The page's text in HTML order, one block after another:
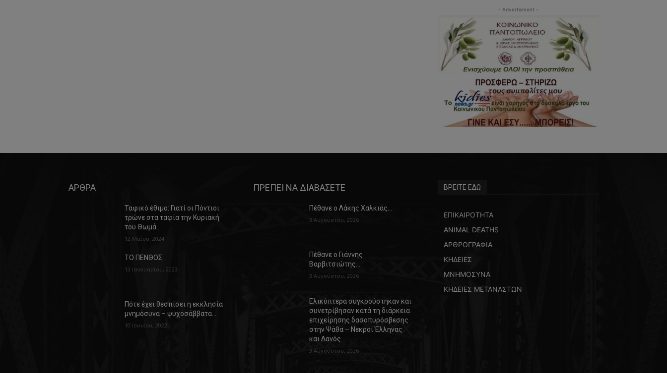
- Advertisment -
ΑΡΘΡΑ
Ταφικό έθιμο: Γιατί οι Πόντιοι
τρώνε στα ταφία την Κυριακή
του Θωμά…
12 Μαΐου, 2024
ΤΟ ΠΕΝΘΟΣ
13 Ιανουαρίου, 2023
Πότε έχει θεσπίσει η εκκλησία
μνημόσυνα – ψυχοσάββατα…
10 Ιουνίου, 2022
ΠΡΕΠΕΙ ΝΑ ΔΙΑΒΑΣΕΤΕ
Πέθανε ο Λάκης Χαλκιάς…
3 Αυγούστου, 2026
Πέθανε ο Γιάννης
Βαρβιτσιώτης…
3 Αυγούστου, 2026
Ελικόπτερα συγκρούστηκαν και
συνετρίβησαν κατά τη διάρκεια
επιχείρησης δασοπυρόσβεσης
στην Ψάθα – Νεκροί Έλληνας
και Δανός…
3 Αυγούστου, 2026
ΒΡΕΙΤΕ ΕΔΩ
ΕΠΙΚΑΙΡΟΤΗΤΑ
ANIMAL DEATHS
ΑΡΘΡΟΓΡΑΦΙΑ
ΚΗΔΕΙΕΣ
ΜΝΗΜΟΣΥΝΑ
ΚΗΔΕΙΕΣ ΜΕΤΑΝΑΣΤΩΝ